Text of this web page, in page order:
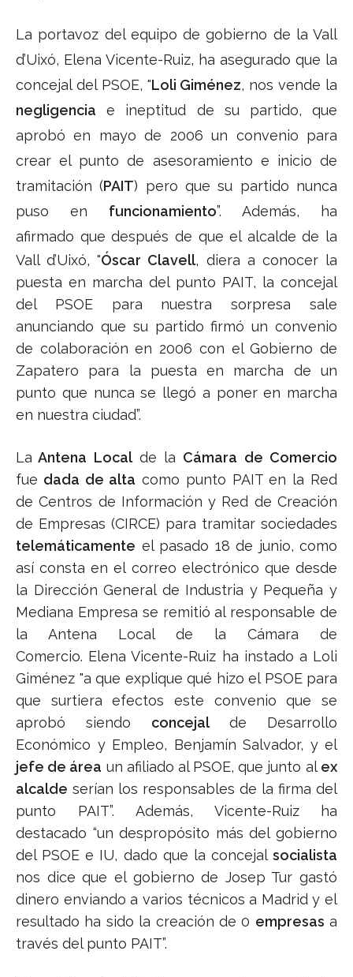
La portavoz del equipo de gobierno de la Vall
d’Uixó, Elena Vicente-Ruiz, ha asegurado que la
concejal del PSOE, "Loli Giménez, nos vende la
negligencia e ineptitud de su partido, que
aprobó en mayo de 2006 un convenio para
crear el punto de asesoramiento e inicio de
tramitación (PAIT) pero que su partido nunca
puso en funcionamiento”. Además, ha
afirmado que después de que el alcalde de la
Vall d’Uixó, "Óscar Clavell, diera a conocer la
puesta en marcha del punto PAIT, la concejal
del PSOE para nuestra sorpresa sale
anunciando que su partido firmó un convenio
de colaboración en 2006 con el Gobierno de
Zapatero para la puesta en marcha de un
punto que nunca se llegó a poner en marcha
en nuestra ciudad”.
La Antena Localde la Cámara de Comercio
fue dada de alta como punto PAIT en la Red
de Centros de Información y Red de Creación
de Empresas (CIRCE) para tramitar sociedades
telemáticamente el pasado 18 de junio, como
así consta en el correo electrónico que desde
la Dirección General de Industria y Pequeña y
Mediana Empresa se remitió al responsable de
la Antena Local de la Cámara de
Comercio. Elena Vicente-Ruiz ha instado a Loli
Giménez "a que explique qué hizo el PSOE para
que surtiera efectos este convenio que se
aprobó siendo concejalde Desarrollo
Económico y Empleo, Benjamín Salvador, y el
jefe de área un afiliado al PSOE, que junto alex
alcalde serían los responsables de la firma del
punto PAIT”. Además, Vicente-Ruiz ha
destacado “un despropósito más del gobierno
del PSOE e IU, dado que la concejal socialista
nos dice que el gobierno de Josep Tur gastó
dinero enviando a varios técnicos a Madrid y el
resultado ha sido la creación de 0 empresas a
través del punto PAIT”.